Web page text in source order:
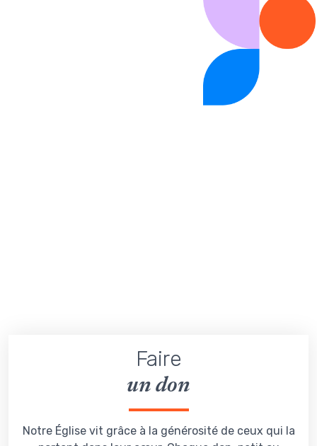
Faire
un don
Notre Église vit grâce à la générosité de ceux qui la